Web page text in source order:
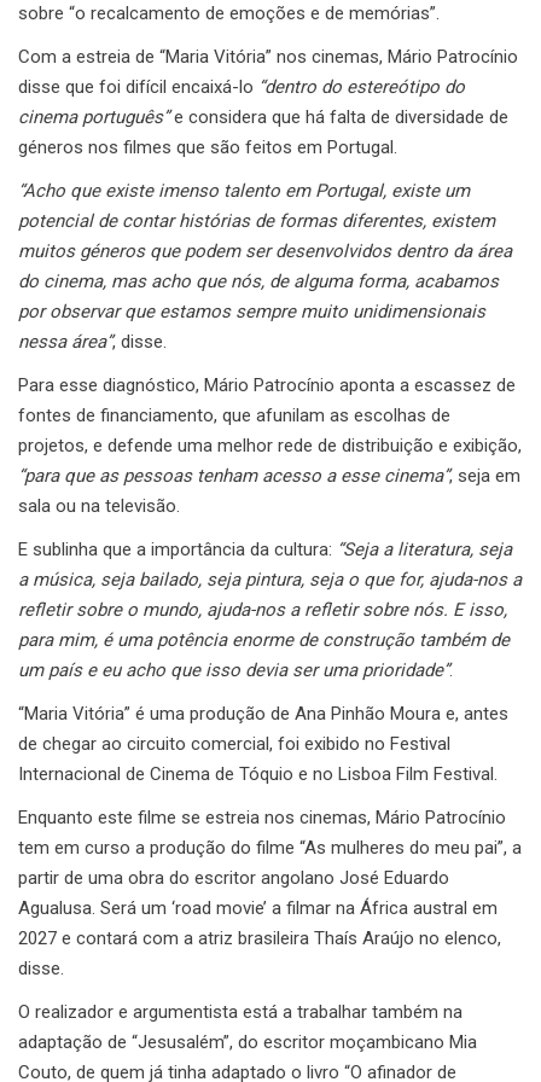
sobre “o recalcamento de emoções e de memórias”.
Com a estreia de “Maria Vitória” nos cinemas, Mário Patrocínio
disse que foi difícil encaixá-lo “dentro do estereótipo do
cinema português”e considera que há falta de diversidade de
géneros nos filmes que são feitos em Portugal.
“Acho que existe imenso talento em Portugal, existe um
potencial de contar histórias de formas diferentes, existem
muitos géneros que podem ser desenvolvidos dentro da área
do cinema, mas acho que nós, de alguma forma, acabamos
por observar que estamos sempre muito unidimensionais
nessa área”, disse.
Para esse diagnóstico, Mário Patrocínio aponta a escassez de
fontes de financiamento, que afunilam as escolhas de
projetos, e defende uma melhor rede de distribuição e exibição,
“para que as pessoas tenham acesso a esse cinema”, seja em
sala ou na televisão.
E sublinha que a importância da cultura: “Seja a literatura, seja
a música, seja bailado, seja pintura, seja o que for, ajuda-nos a
refletir sobre o mundo, ajuda-nos a refletir sobre nós. E isso,
para mim, é uma potência enorme de construção também de
um país e eu acho que isso devia ser uma prioridade”.
“Maria Vitória” é uma produção de Ana Pinhão Moura e, antes
de chegar ao circuito comercial, foi exibido no Festival
Internacional de Cinema de Tóquio e no Lisboa Film Festival.
Enquanto este filme se estreia nos cinemas, Mário Patrocínio
tem em curso a produção do filme “As mulheres do meu pai”, a
partir de uma obra do escritor angolano José Eduardo
Agualusa. Será um ‘road movie’ a filmar na África austral em
2027 e contará com a atriz brasileira Thaís Araújo no elenco,
disse.
O realizador e argumentista está a trabalhar também na
adaptação de “Jesusalém”, do escritor moçambicano Mia
Couto, de quem já tinha adaptado o livro “O afinador de